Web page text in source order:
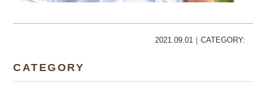
2021.09.01｜CATEGORY:
CATEGORY